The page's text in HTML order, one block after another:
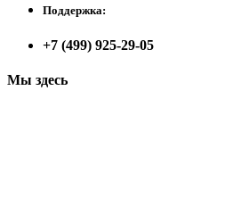
Поддержка:
+7 (499) 925-29-05
Мы здесь